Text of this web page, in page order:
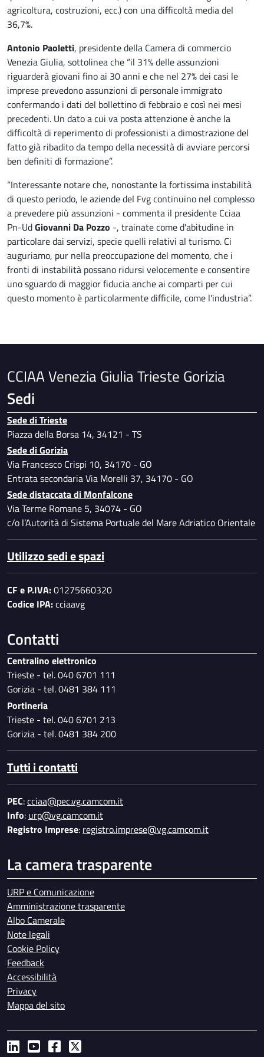
agricoltura, costruzioni, ecc.) con una difficoltà media del
36,7%.
Antonio Paoletti, presidente della Camera di commercio
Venezia Giulia, sottolinea che “il 31% delle assunzioni
riguarderà giovani fino ai 30 anni e che nel 27% dei casi le
imprese prevedono assunzioni di personale immigrato
confermando i dati del bollettino di febbraio e così nei mesi
precedenti. Un dato a cui va posta attenzione è anche la
difficoltà di reperimento di professionisti a dimostrazione del
fatto già ribadito da tempo della necessità di avviare percorsi
ben definiti di formazione”.
“Interessante notare che, nonostante la fortissima instabilità
di questo periodo, le aziende del Fvg continuino nel complesso
a prevedere più assunzioni - commenta il presidente Cciaa
Pn-UdGiovanni Da Pozzo -, trainate come d'abitudine in
particolare dai servizi, specie quelli relativi al turismo. Ci
auguriamo, pur nella preoccupazione del momento, che i
fronti di instabilità possano ridursi velocemente e consentire
uno sguardo di maggior fiducia anche ai comparti per cui
questo momento è particolarmente difficile, come l'industria”.
CCIAA Venezia Giulia Trieste Gorizia
Sedi
Sede di Trieste
Piazza della Borsa 14, 34121 - TS
Sede di Gorizia
Via Francesco Crispi 10, 34170 - GO
Entrata secondaria Via Morelli 37, 34170 - GO
Sede distaccata di Monfalcone
Via Terme Romane 5, 34074 - GO
c/o l’Autorità di Sistema Portuale del Mare Adriatico Orientale
Utilizzo sedi e spazi
CF e P.IVA:01275660320
Codice IPA:cciaavg
Contatti
Centralino elettronico
Trieste - tel. 040 6701 111
Gorizia - tel. 0481 384 111
Portineria
Trieste - tel. 040 6701 213
Gorizia - tel. 0481 384 200
Tutti i contatti
PEC:cciaa@pec.vg.camcom.it
Info: urp@vg.camcom.it
Registro Imprese: registro.imprese@vg.camcom.it
La camera trasparente
URP e Comunicazione
Amministrazione trasparente
Albo Camerale
Note legali
Cookie Policy
Feedback
Accessibilità
Privacy
Mappa del sito